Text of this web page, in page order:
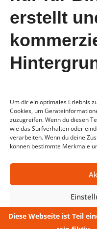
erstellt
Um dir ein optimales Erlebnis
Cookies, um
zuzugreifen. Wenn du diesen
wie das Surfverhalten oder
verarbeiten. Wenn du deine
können bestimmte Merkmale
Juli 2023
Juni 2023
April 2023
Diese Webseite ist Teil